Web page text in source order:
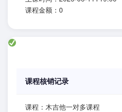
课程金额：0
课程核销记录
课程：木吉他一对多课程